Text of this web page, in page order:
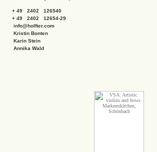
+ 49 2402 126540
+ 49 2402 12654-29
info@holfter.com
Kristin Bonten
Karin Stein
Annika Wald